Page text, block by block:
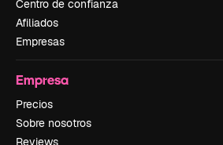
Centro de confianza
Afiliados
Empresas
Empresa
Precios
Sobre nosotros
Reviews